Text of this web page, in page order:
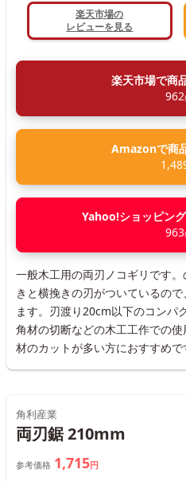
楽天市場の
レビューを見る
楽天市場で商
962
Amazonで商
Yahoo!ショッピン
963
一般木工用の両刃ノコギリです
きと横挽きの刃がついているの
ます。刃渡り20cm以下のコンパ
角材の切断などの木工工作での
材のカットが多い方におすすめで
角利産業
両刃鋸 210mm
参考価格 1,715円